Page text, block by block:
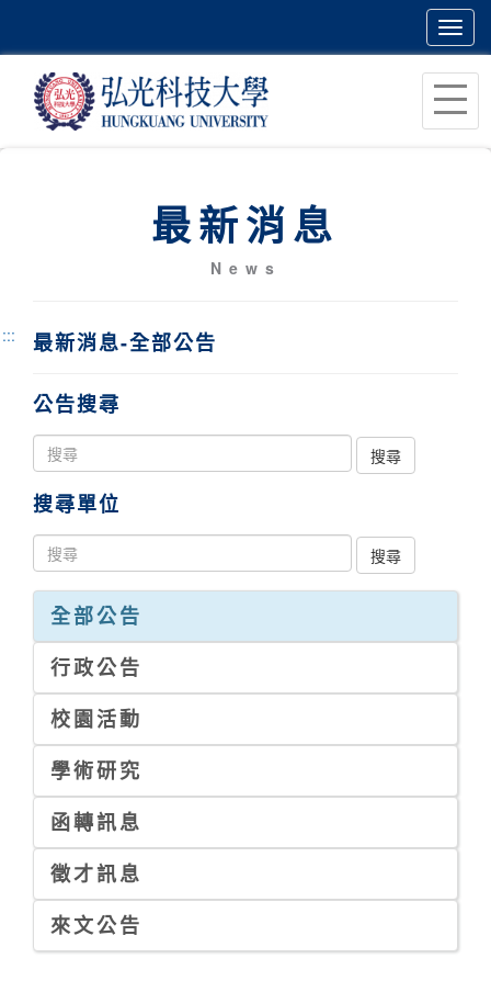
最新消息
News
::: 最新消息-全部公告
公告搜尋
搜尋單位
全部公告
行政公告
校園活動
學術研究
函轉訊息
徵才訊息
來文公告